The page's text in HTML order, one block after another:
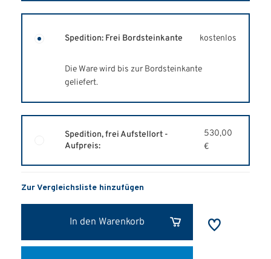
Spedition: Frei Bordsteinkante kostenlos
Die Ware wird bis zur Bordsteinkante
geliefert.
Spedition, frei Aufstellort -
Aufpreis:
530,00
€
Zur Vergleichsliste hinzufügen
In den Warenkorb